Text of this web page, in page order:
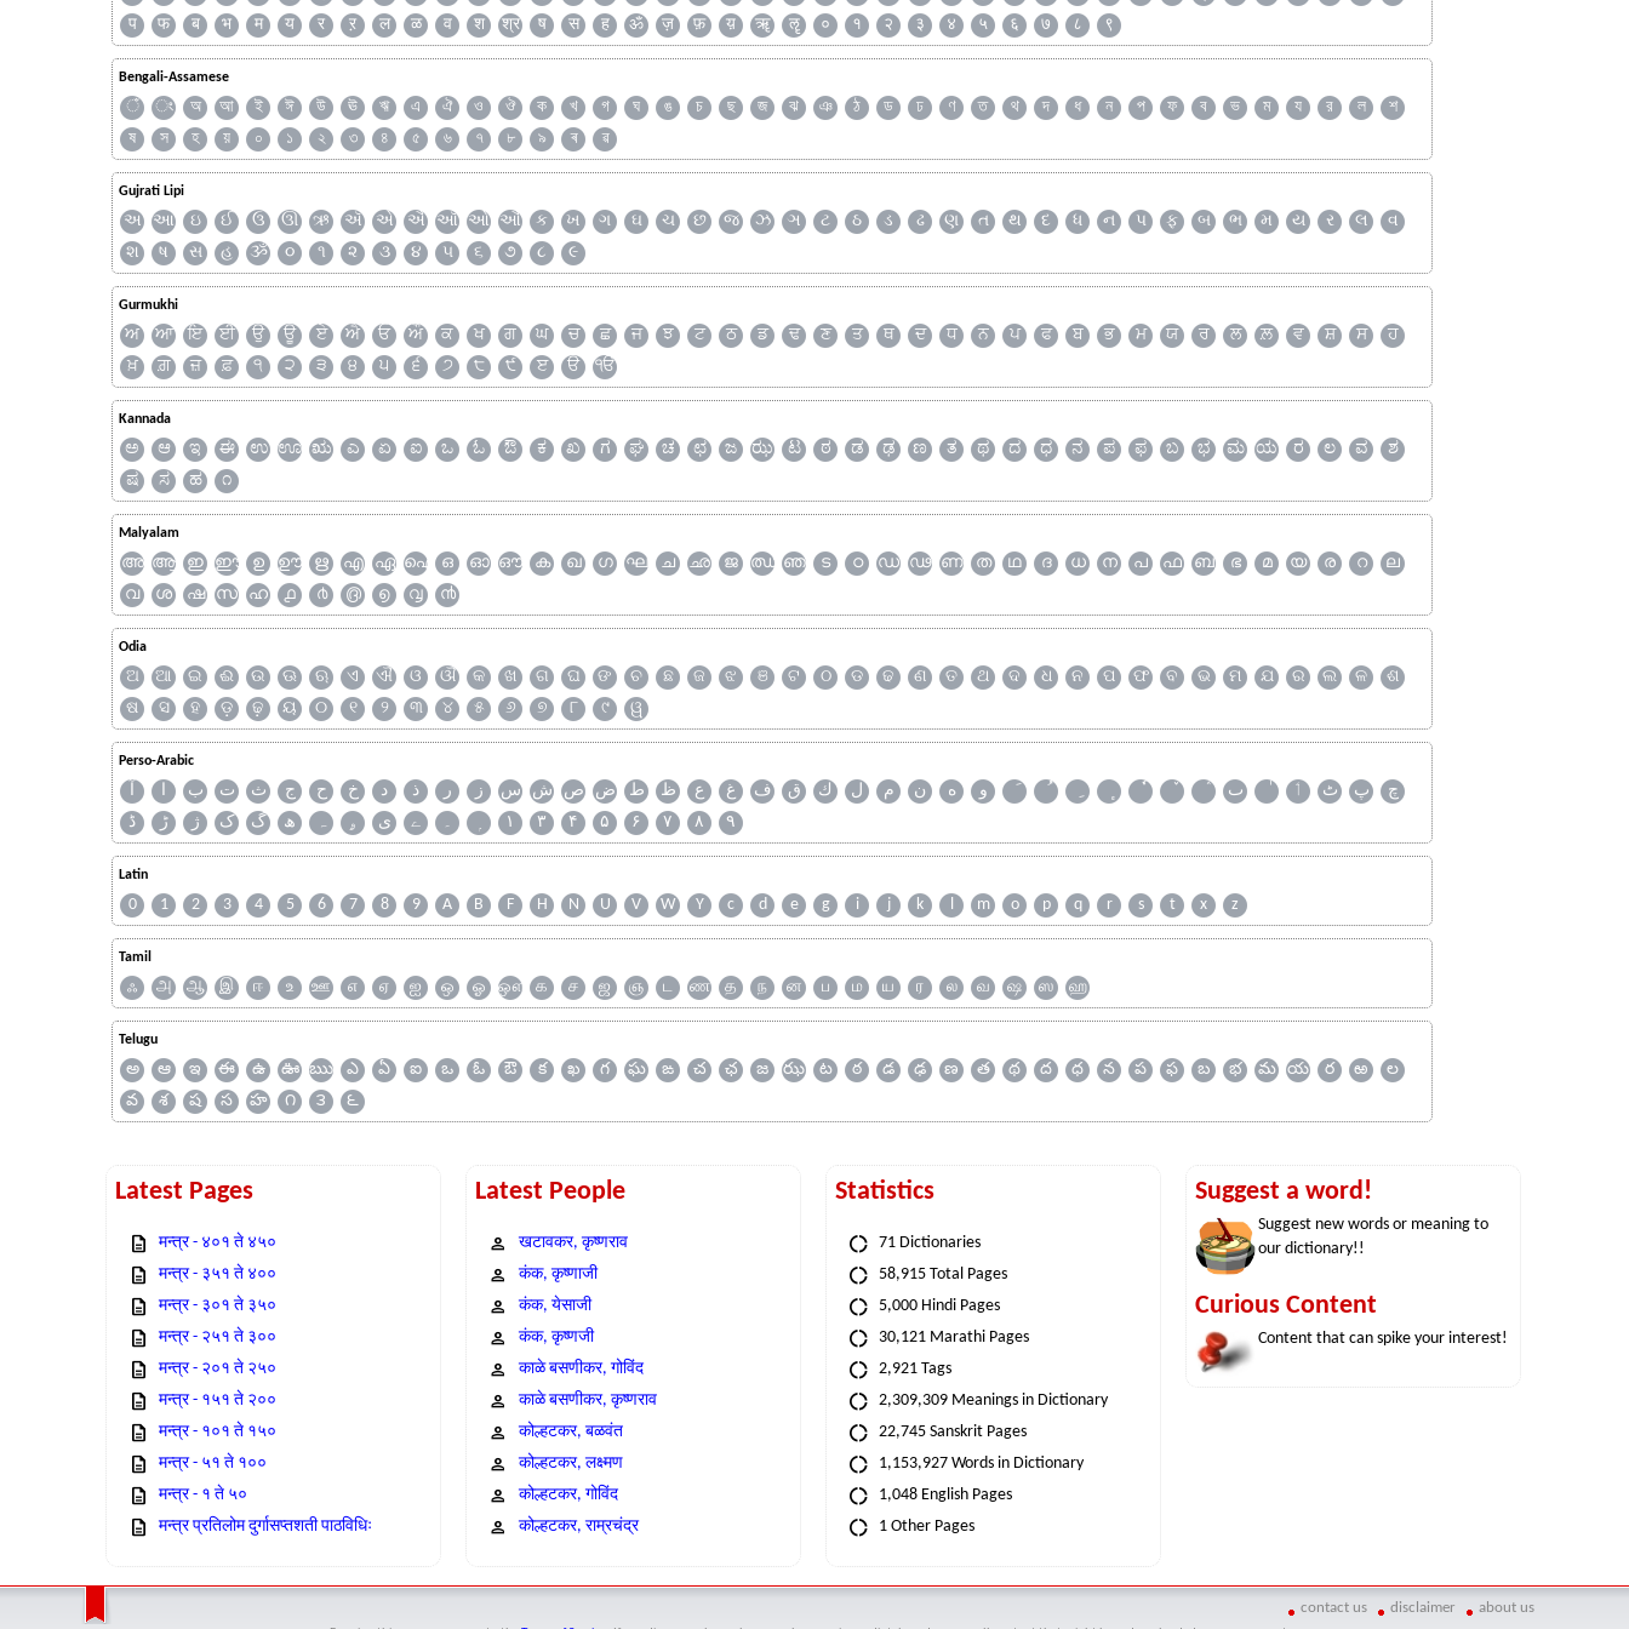
प
फ ब भ म य र ऱ ल ळ व श श्र ष स ह ॐ ज़ फ़ य़ ॠ ॡ ० १ २ ३ ४ ५ ६ ७ ८ ९
Bengali-Assamese
ঁ ং অ আ ই ঈ উ ঊ ঋ এ ঐ ও ঔ ক খ গ ঘ ঙ চ ছ জ ঝ ঞ ঠ ড ঢ ণ ত থ দ ধ ন প ফ ব ভ ম য র ল
শ
ষ
স হ য় ০ ১ ২ ৩ ৪ ৫ ৬ ৭ ৮ ৯ ৰ ৱ
Gujrati Lipi
અ આ ઇ ઈ ઉ ઊ ઋ ઍ એ ઐ ઑ ઓ ઔ ક ખ ગ ઘ ચ છ જ ઝ ઞ ટ ઠ ડ ઢ ણ ત થ દ ધ ન પ ફ બ ભ મ ય ર લ
વ
શ
ષ સ હ ૐ ૦ ૧ ૨ ૩ ૪ ૫ ૬ ૭ ૮ ૯
Gurmukhi
ਅ ਆ ਇ ਈ ਉ ਊ ਏ ਐ ਓ ਔ ਕ ਖ ਗ ਘ ਚ ਛ ਜ ਝ ਟ ਠ ਡ ਢ ਣ ਤ ਥ ਦ ਧ ਨ ਪ ਫ ਬ ਭ ਮ ਯ ਰ ਲ ਲ਼ ਵ ਸ਼ ਸ
ਹ
ਖ਼
ਗ਼ ਜ਼ ਫ਼ ੧ ੨ ੩ ੪ ੫ ੬ ੭ ੮ ੯ ੲ ੳ ੴ
Kannada
ಅ ಆ ಇ ಈ ಉ ಊ ಋ ಎ ಏ ಐ ಒ ಓ ಔ ಕ ಖ ಗ ಘ ಚ ಛ ಜ ಝ ಟ ಠ ಡ ಢ ಣ ತ ಥ ದ ಧ ನ ಪ ಫ ಬ ಭ ಮ ಯ ರ ಲ ವ
ಶ
ಷ
ಸ ಹ ೧
Malyalam
അ ആ ഇ ഈ ഉ ഊ ഋ എ ഏ ഐ ഒ ഓ ഔ ക ഖ ഗ ഘ ച ഛ ജ ഝ ഞ ട ഠ ഡ ഢ ണ ത ഥ ദ ധ ന പ ഫ ബ ഭ മ യ ര റ
ല
വ
ശ ഷ സ ഹ ൧ ൪ ൫ ൭ ൮ ൯
Odia
ଅ ଆ ଇ ଈ ଉ ଊ ଋ ଏ ଐ ଓ ଔ କ ଖ ଗ ଘ ଙ ଚ ଛ ଜ ଝ ଞ ଟ ଠ ଡ ଢ ଣ ତ ଥ ଦ ଧ ନ ପ ଫ ବ ଭ ମ ଯ ର ଲ ଳ
ଶ
ଷ
ସ ହ ଡ଼ ଢ଼ ୟ ୦ ୧ ୨ ୩ ୪ ୫ ୬ ୭ ୮ ୯ ୱ
Perso-Arabic
آ ا ب ت ث ج ح خ د ذ ر ز س ش ص ض ط ظ ع غ ف ق ك ل م ن ه و ٮ ٲ ٹ پ
چ
ڈ
ڑ ژ ک گ ھ ہ ۄ ی ے ۔ ۱ ۳ ۴ ۵ ۶ ۷ ۸ ۹
Latin
0 1 2 3 4 5 6 7 8 9 A B F H N U V W Y c d e g i j k l m o p q r s t x z
Tamil
ஃ அ ஆ இ ஈ உ ஊ எ ஏ ஐ ஒ ஓ ஔ க ச ஜ ஞ ட ண த ந ன ப ம ய ர ல வ ஷ ஸ ஹ
Telugu
అ ఆ ఇ ఈ ఉ ఊ ఋ ఎ ఏ ఐ ఒ ఓ ఔ క ఖ గ ఘ ఙ చ ఛ జ ఝ ట ఠ డ ఢ ణ త థ ద ధ న ప ఫ బ భ మ య ర ఱ
ల
వ
శ ష స హ ౧ ౩ ౬
Latest Pages
मन्त्र - ४०१ ते ४५०
मन्त्र - ३५१ ते ४००
मन्त्र - ३०१ ते ३५०
मन्त्र - २५१ ते ३००
मन्त्र - २०१ ते २५०
मन्त्र - १५१ ते २००
मन्त्र - १०१ ते १५०
मन्त्र - ५१ ते १००
मन्त्र - १ ते ५०
मन्त्र प्रतिलोम दुर्गासप्तशती पाठविधिः
Latest People
खटावकर, कृष्णराव
कंक, कृष्णाजी
कंक, येसाजी
कंक, कृष्णजी
काळे बसणीकर, गोविंद
काळे बसणीकर, कृष्णराव
कोल्हटकर, बळवंत
कोल्हटकर, लक्ष्मण
कोल्हटकर, गोविंद
कोल्हटकर, राम्रचंद्र
Statistics
71 Dictionaries
58,915 Total Pages
5,000 Hindi Pages
30,121 Marathi Pages
2,921 Tags
2,309,309 Meanings in Dictionary
22,745 Sanskrit Pages
1,153,927 Words in Dictionary
1,048 English Pages
1 Other Pages
Suggest a word!
Suggest new words or meaning to
our dictionary!!
Curious Content
Content that can spike your interest!
contact us disclaimer about us